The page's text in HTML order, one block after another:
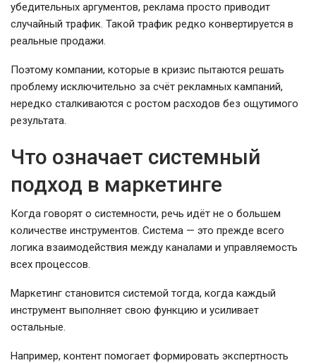
убедительных аргументов, реклама просто приводит
случайный трафик. Такой трафик редко конвертируется в
реальные продажи.
Поэтому компании, которые в кризис пытаются решать
проблему исключительно за счёт рекламных кампаний,
нередко сталкиваются с ростом расходов без ощутимого
результата.
Что означает системный
подход в маркетинге
Когда говорят о системности, речь идёт не о большем
количестве инструментов. Система — это прежде всего
логика взаимодействия между каналами и управляемость
всех процессов.
Маркетинг становится системой тогда, когда каждый
инструмент выполняет свою функцию и усиливает
остальные.
Например, контент помогает формировать экспертность